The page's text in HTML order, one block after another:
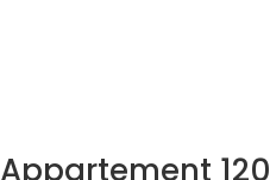
Appartement